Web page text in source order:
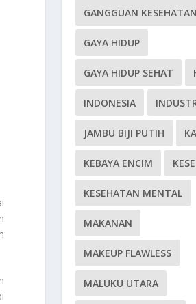
GANGGUAN KESEHATAN
GAYA HIDUP
GAYA HIDUP SEHAT
INDONESIA
JAMBU BIJI PUTIH
KEBAYA ENCIM
KESEHATAN MENTAL
MAKANAN
MAKEUP FLAWLESS
MALUKU UTARA